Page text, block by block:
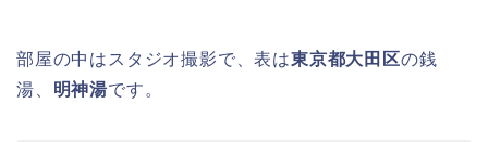
部屋の中はスタジオ撮影で、表は東京都大田区の銭
湯、 明神湯です。